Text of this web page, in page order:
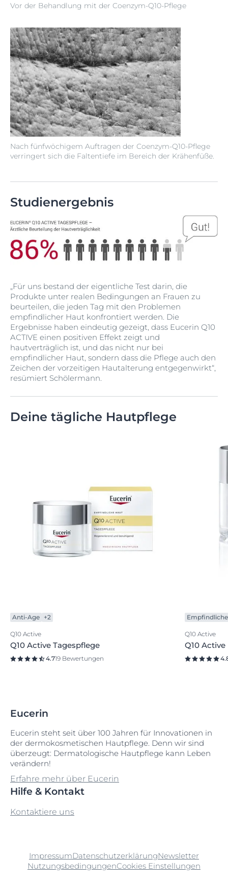
Vor der Behandlung mit der Coenzym-Q10-Pflege
Nach fünfwöchigem Auftragen der Coenzym-Q10-Pflege
verringert sich die Faltentiefe im Bereich der Krähenfüße.
Studienergebnis
„Für uns bestand der eigentliche Test darin, die
Produkte unter realen Bedingungen an Frauen zu
beurteilen, die jeden Tag mit den Problemen
empfindlicher Haut konfrontiert werden. Die
Ergebnisse haben eindeutig gezeigt, dass Eucerin Q10
ACTIVE einen positiven Effekt zeigt und
hautverträglich ist, und das nicht nur bei
empfindlicher Haut, sondern dass die Pflege auch den
Zeichen der vorzeitigen Hautalterung entgegenwirkt“,
resümiert Schölermann.
Deine tägliche Hautpflege
Anti-Age +2
Q10 Active
Q10 Active Tagespflege
4.719 Bewertungen
Q10 Active
Q10
Eucerin
Eucerin steht seit über 100 Jahren für Innovationen in
der dermokosmetischen Hautpflege. Denn wir sind
überzeugt: Dermatologische Hautpflege kann Leben
verändern!
Erfahre mehr über Eucerin
Hilfe & Kontakt
Kontaktiere uns
ImpressumDatenschutzerklärungNewsletter
NutzungsbedingungenCookies Einstellungen